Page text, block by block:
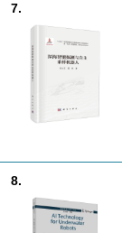
7.
8.